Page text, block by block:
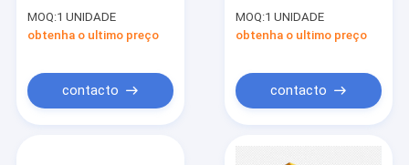
auto transmissão
MOQ:1 UNIDADE
obtenha o ultimo preço
contacto
capacidade de
Neoplan e de Cobus
MOQ:1 UNIDADE
obtenha o ultimo preço
contacto